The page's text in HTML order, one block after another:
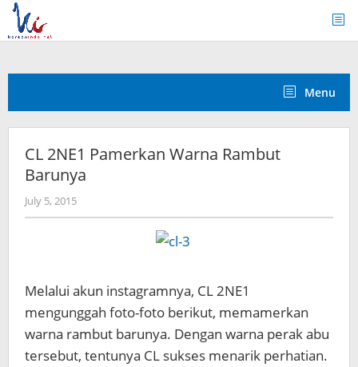
Skip
content
Menu
CL 2NE1 Pamerkan Warna Rambut
Barunya
July 5, 2015by
Koreanindo
Melalui akun instagramnya, CL 2NE1
mengunggah foto-foto berikut, memamerkan
warna rambut barunya. Dengan warna perak abu
tersebut, tentunya CL sukses menarik perhatian.